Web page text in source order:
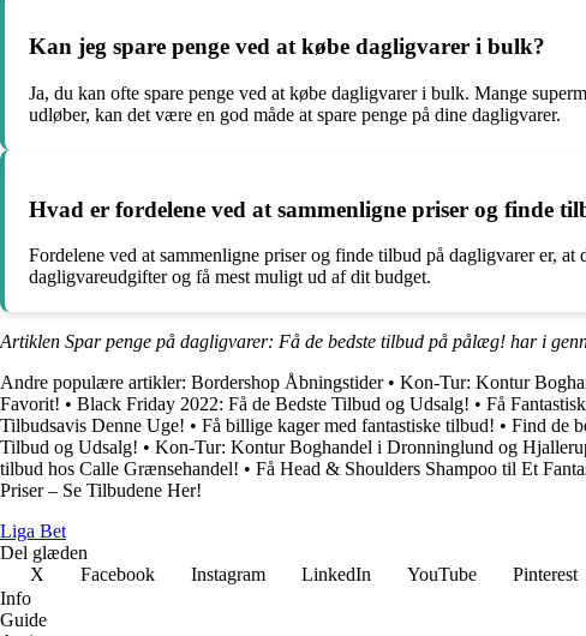
Kan jeg spare penge ved at købe dagligvarer i bulk?
Ja, du kan ofte spare penge ved at købe dagligvarer i bulk. Mange
udløber, kan det være en god måde at spare penge på dine dagligvarer.
Hvad er fordelene ved at sammenligne priser og finde
Fordelene ved at sammenligne priser og finde tilbud på dagligvarer er,
dagligvareudgifter og få mest muligt ud af dit budget.
Artiklen Spar penge på dagligvarer: Få de bedste tilbud på pålæg! har i
Andre populære artikler: Bordershop Åbningstider• Kon-Tur: Kontur
Favorit! • Black Friday 2022: Få de Bedste Tilbud og Udsalg! • Få
Tilbudsavis Denne Uge! • Få billige kager med fantastiske tilbud! • Find de
Tilbud og Udsalg! • Kon-Tur: Kontur Boghandel i Dronninglund og
tilbud hos Calle Grænsehandel! • Få Head & Shoulders Shampoo til Et
Priser – Se Tilbudene Her!
Liga Bet
Del glæden
X
Facebook Instagram LinkedIn YouTube Pinterest
Info
Guide